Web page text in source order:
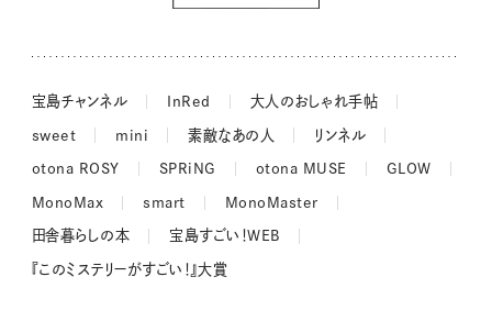
長谷川あかりさんの今週もお疲れ様つまみ
宝島チャンネル InRed 大人のおしゃれ手帖
sweet mini 素敵なあの人 リンネル
otona ROSY SPRiNG otona MUSE GLOW
MonoMax smart MonoMaster
田舎暮らしの本 宝島すごい！WEB
『このミステリーがすごい！』大賞